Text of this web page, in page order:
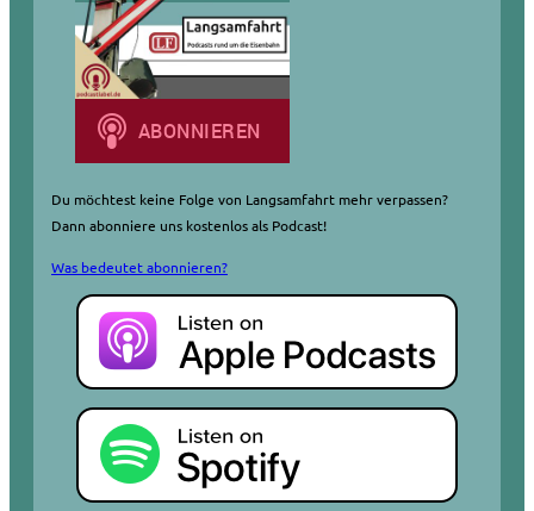
Du möchtest keine Folge von Langsamfahrt mehr verpassen?
Dann abonniere uns kostenlos als Podcast!
Was bedeutet abonnieren?